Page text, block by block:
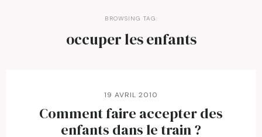
BROWSING TAG:
occuper les enfants
19 AVRIL 2010
Comment faire accepter des
enfants dans le train ?